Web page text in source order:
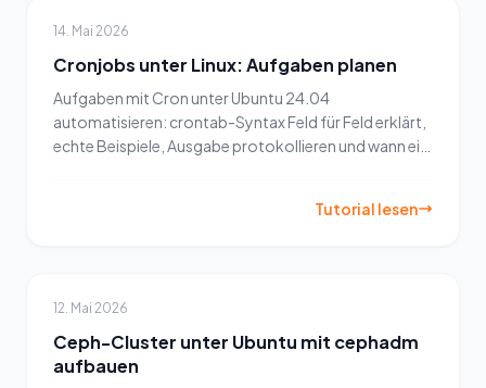
14. Mai 2026
Cronjobs unter Linux: Aufgaben planen
Aufgaben mit Cron unter Ubuntu 24.04
automatisieren: crontab-Syntax Feld für Feld erklärt,
echte Beispiele, Ausgabe protokollieren und wann ein
Tutorial lesen
12. Mai 2026
Ceph-Cluster unter Ubuntu mit cephadm
aufbauen